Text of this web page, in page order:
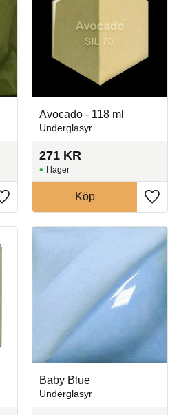
Lägg till i favoriter
Avocado - 118 ml
Underglasyr
271 KR
Lägg
I lager
Köp
Baby Blue
Underglasyr